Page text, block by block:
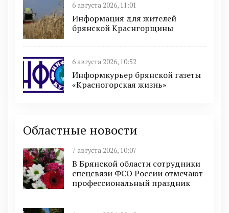
6 августа 2026, 11:01
Информация для жителей
брянской Краснгорщины
6 августа 2026, 10:52
Информкурьер брянской газеты
«Красногорская жизнь»
Областные новости
7 августа 2026, 10:07
В Брянской области сотрудники
спецсвязи ФСО России отмечают
профессиональный праздник